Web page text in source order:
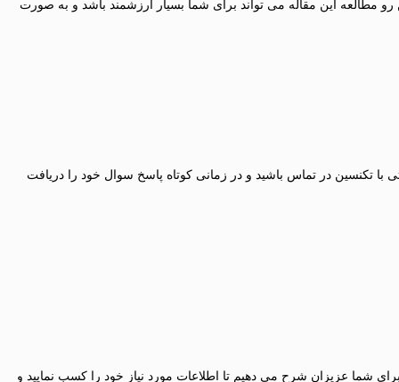
مطالعه این مقاله می تواند برای شما بسیار ارزشمند باشد و به صورت
با تکنسین در تماس باشید و در زمانی کوتاه پاسخ سوال خود را دریافت
شما عزیزان شرح می دهیم تا اطلاعات مورد نیاز خود را کسب نمایید و